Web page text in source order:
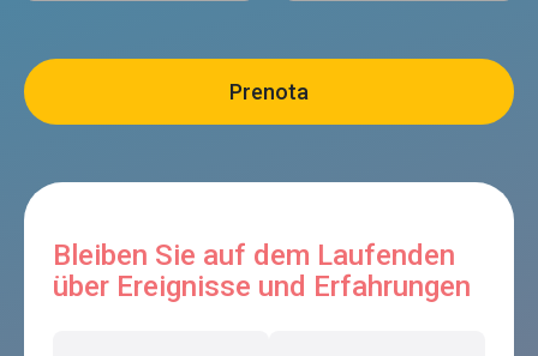
Bleiben Sie auf dem Laufenden
über Ereignisse und Erfahrungen